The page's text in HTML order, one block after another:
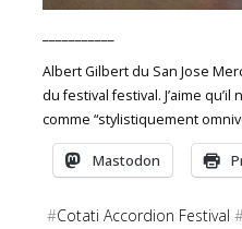
Albert Gilbert du San Jose
du festival festival. J’aime qu’il
comme “stylistiquement
Mastodon
#Cotati Accordion Festival